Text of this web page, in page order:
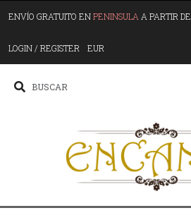
ENVÍO GRATUITO ENPENINSULA A PARTIR DE
LOGIN / REGISTER EUR